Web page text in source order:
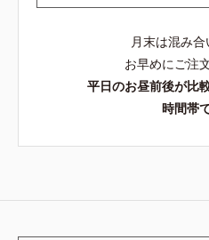
月末は混み
お早めにご注
平日のお昼前後が比
時間帯